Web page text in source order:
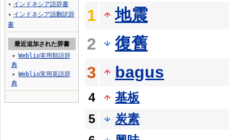
1
地震
2
復舊
3
bagus
4
基板
5
炭素
▼ インドネシア語辞書
▼
インドネシア語翻訳辞
書
最近追加された辞書
▼
Weblio実用類語辞
典
▼
Weblio実用英語辞
典